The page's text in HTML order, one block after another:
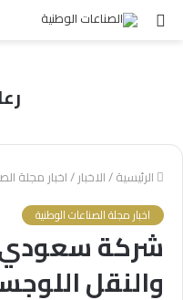
بحث
الرئيسية/الاخبار/اخبار مجلة
اخبار مجلة الصناعات الوطنية
شركة سعودي
والنقل